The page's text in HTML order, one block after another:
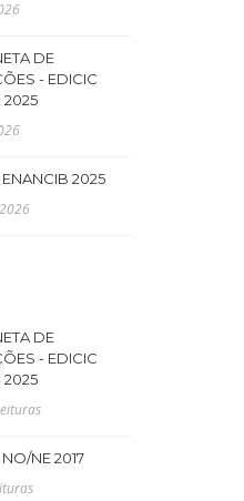
DE
- EDICIC
2025
ENANCIB 2025
DE
- EDICIC
2025
NE 2017